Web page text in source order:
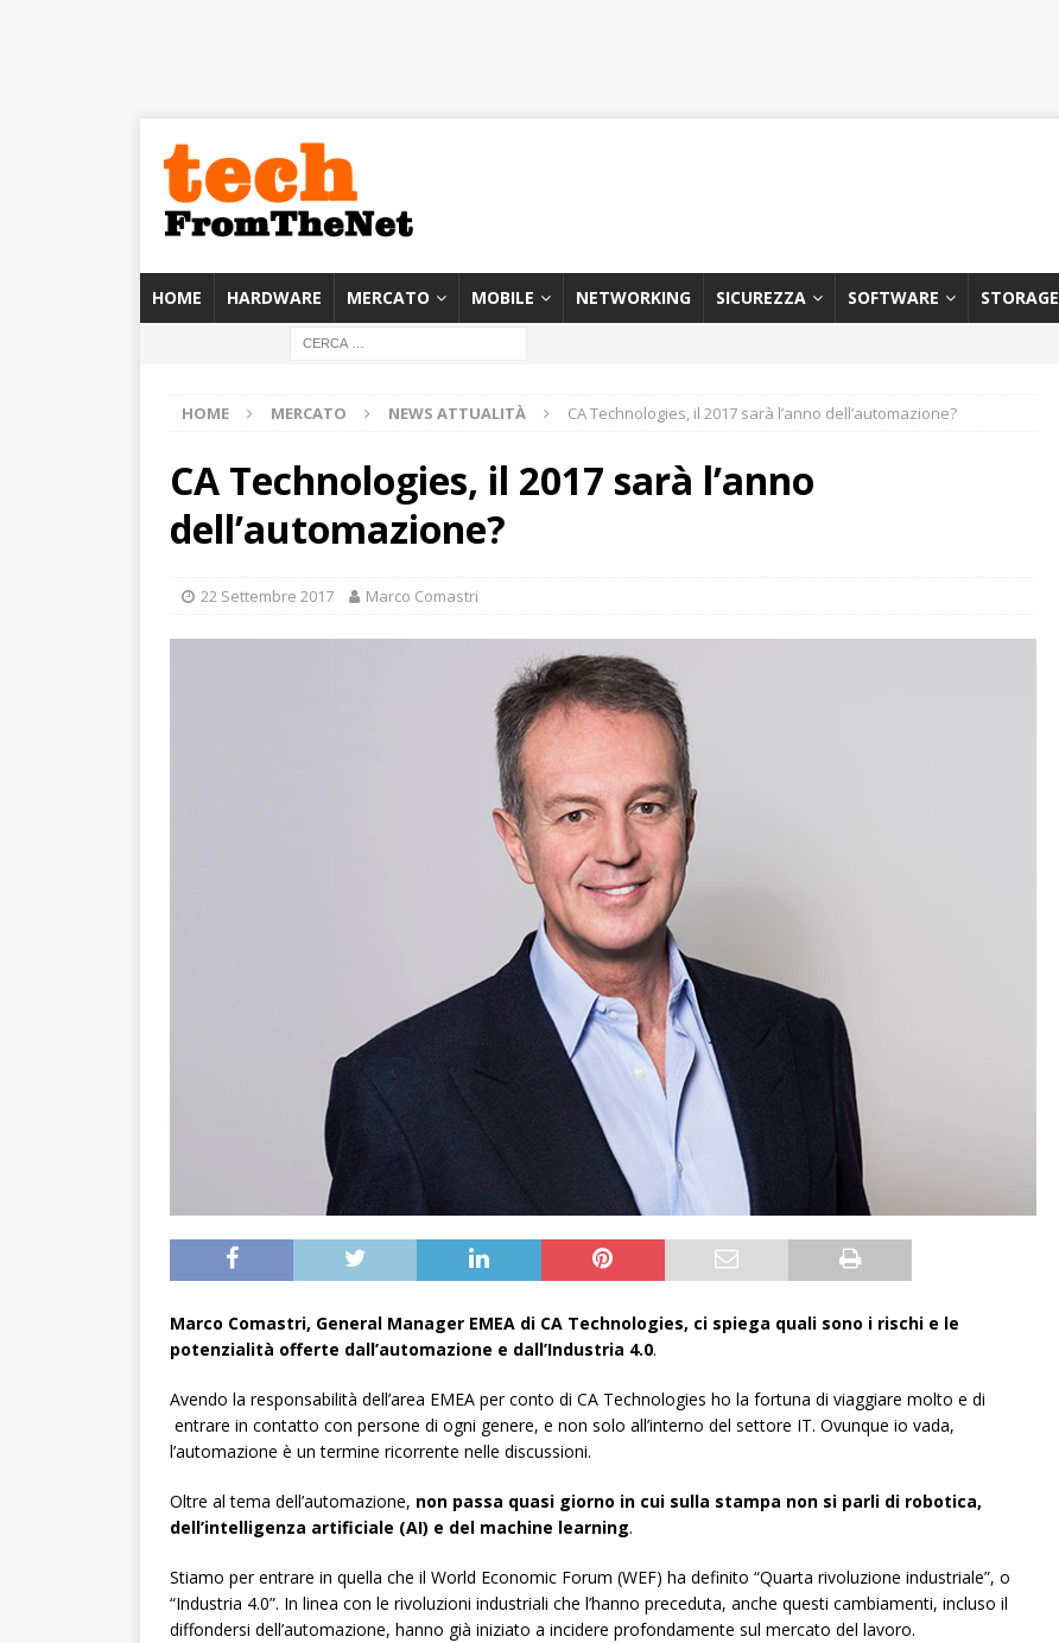
HOME HARDWARE MERCATO MOBILE NETWORKING SICUREZZA SOFTWARE STORAGE
HOME MERCATO NEWS ATTUALITÀ CA Technologies, il 2017 sarà l’anno dell’automazione?
CA Technologies, il 2017 sarà l’anno
dell’automazione?
22 Settembre 2017 Marco Comastri
Marco Comastri, General Manager EMEA di CA Technologies, ci spiega quali sono i rischi e le
potenzialità offerte dall’automazione e dall’Industria 4.0.
Avendo la responsabilità dell’area EMEA per conto di CA Technologies ho la fortuna di viaggiare molto e di
entrare in contatto con persone di ogni genere, e non solo all’interno del settore IT. Ovunque io vada,
l’automazione è un termine ricorrente nelle discussioni.
Oltre al tema dell’automazione, non passa quasi giorno in cui sulla stampa non si parli di robotica,
dell’intelligenza artificiale (AI) e del machine learning.
Stiamo per entrare in quella che il World Economic Forum (WEF) ha definito “Quarta rivoluzione industriale”, o
“Industria 4.0”. In linea con le rivoluzioni industriali che l’hanno preceduta, anche questi cambiamenti, incluso il
diffondersi dell’automazione, hanno già iniziato a incidere profondamente sul mercato del lavoro.